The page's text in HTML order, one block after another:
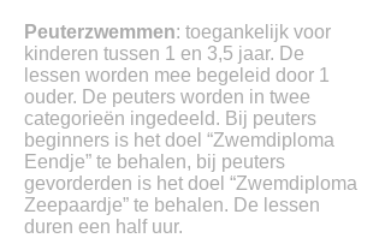
Peuterzwemmen: toegankelijk voor
kinderen tussen 1 en 3,5 jaar. De
lessen worden mee begeleid door 1
ouder. De peuters worden in twee
categorieën ingedeeld. Bij peuters
beginners is het doel “Zwemdiploma
Eendje” te behalen, bij peuters
gevorderden is het doel “Zwemdiploma
Zeepaardje” te behalen. De lessen
duren een half uur.